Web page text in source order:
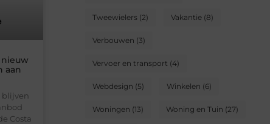
nieuw
aan
blijven
Costa
Tweewielers (2) Vakantie (8)
Verbouwen (3)
Vervoer en transport (4)
Webdesign (5) Winkelen (6)
Woningen (13) Woning en Tuin (27)